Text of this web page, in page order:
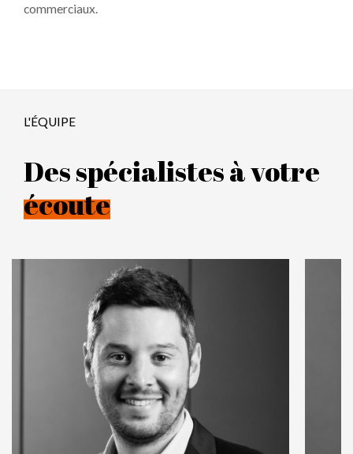
commerciaux.
L'ÉQUIPE
Des spécialistes à votre
écoute